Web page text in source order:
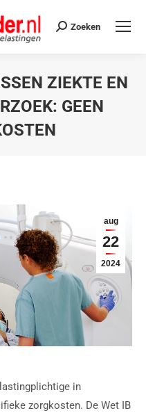
Zoeken
ZIEKTE EN
GEEN
aug
22
2024
in
zorgkosten. De Wet IB